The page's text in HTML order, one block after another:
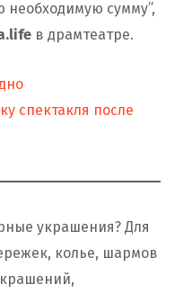
необходимую сумму”,
в драмтеатре.
спектакля после
украшения? Для
колье, шармов